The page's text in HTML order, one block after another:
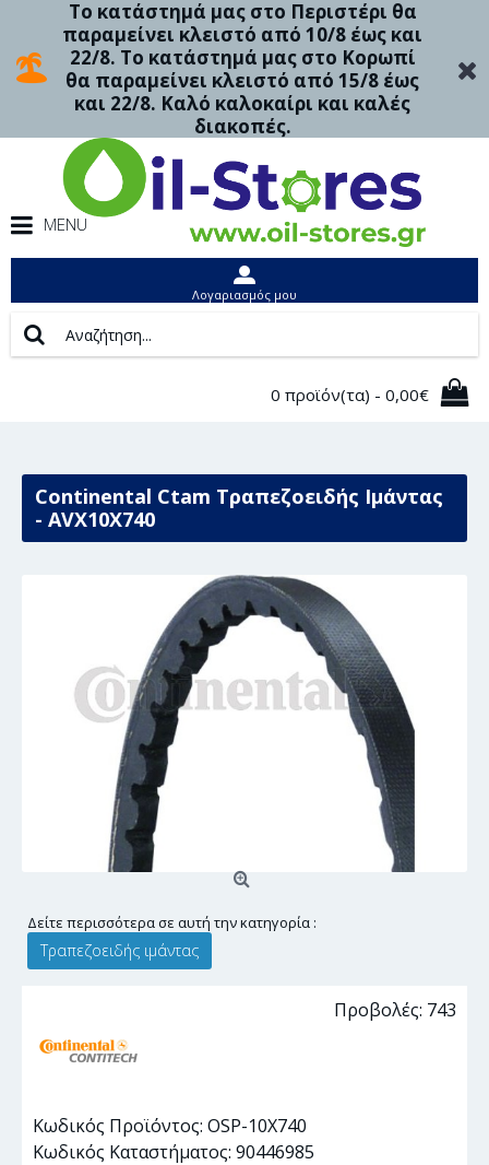
Το κατάστημά μας στο Περιστέρι θα
παραμείνει κλειστό από 10/8 έως και
22/8. Το κατάστημά μας στο Κορωπί
θα παραμείνει κλειστό από 15/8 έως
και 22/8. Καλό καλοκαίρι και καλές
διακοπές.
MENU
Λογαριασμός μου
0 προϊόν(τα) - 0,00€
Continental Ctam Τραπεζοειδής Ιμάντας
- AVX10X740
Δείτε περισσότερα σε αυτή την κατηγορία :
Τραπεζοειδής ιμάντας
Προβολές: 743
Κωδικός Προϊόντος: OSP-10X740
Κωδικός Καταστήματος: 90446985